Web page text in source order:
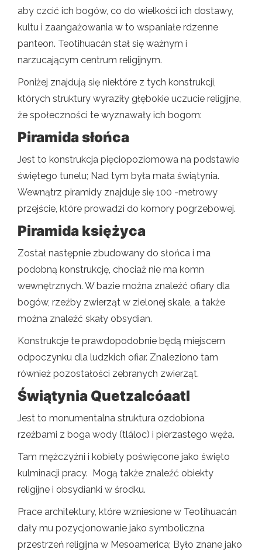
aby czcić ich bogów, co do wielkości ich dostawy,
kultu i zaangażowania w to wspaniałe rdzenne
panteon. Teotihuacán stał się ważnym i
narzucającym centrum religijnym.
Poniżej znajdują się niektóre z tych konstrukcji,
których struktury wyraziły głębokie uczucie religijne,
że społeczności te wyznawały ich bogom:
Piramida słońca
Jest to konstrukcja pięciopoziomowa na podstawie
świętego tunelu; Nad tym była mała świątynia.
Wewnątrz piramidy znajduje się 100 -metrowy
przejście, które prowadzi do komory pogrzebowej.
Piramida księżyca
Został następnie zbudowany do słońca i ma
podobną konstrukcję, chociaż nie ma komn
wewnętrznych. W bazie można znaleźć ofiary dla
bogów, rzeźby zwierząt w zielonej skale, a także
można znaleźć skały obsydian.
Konstrukcje te prawdopodobnie będą miejscem
odpoczynku dla ludzkich ofiar. Znaleziono tam
również pozostałości zebranych zwierząt.
Świątynia Quetzalcóaatl
Jest to monumentalna struktura ozdobiona
rzeźbami z boga wody (tláloc) i pierzastego węża.
Tam mężczyźni i kobiety poświęcone jako święto
kulminacji pracy. Mogą także znaleźć obiekty
religijne i obsydianki w środku.
Prace architektury, które wzniesione w Teotihuacán
dały mu pozycjonowanie jako symboliczna
przestrzeń religijna w Mesoamerica; Było znane jako